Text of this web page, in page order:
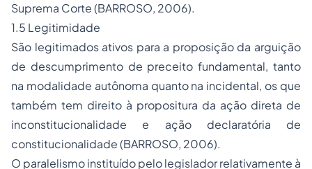
Suprema Corte (BARROSO, 2006).
1.5 Legitimidade
São legitimados ativos para a proposição da arguição
de descumprimento de preceito fundamental, tanto
na modalidade autônoma quanto na incidental, os que
também tem direito à propositura da ação direta de
inconstitucionalidade e ação declaratória de
constitucionalidade (BARROSO, 2006).
O paralelismo instituído pelo legislador relativamente à